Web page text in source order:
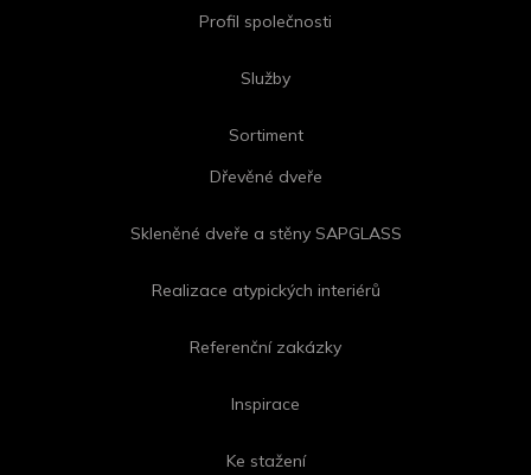
Profil společnosti
Služby
Sortiment
Dřevěné dveře
Skleněné dveře a stěny SAPGLASS
Realizace atypických interiérů
Referenční zakázky
Inspirace
Ke stažení